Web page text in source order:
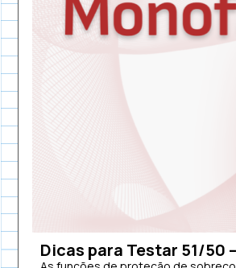
Dicas para Testar 51/50